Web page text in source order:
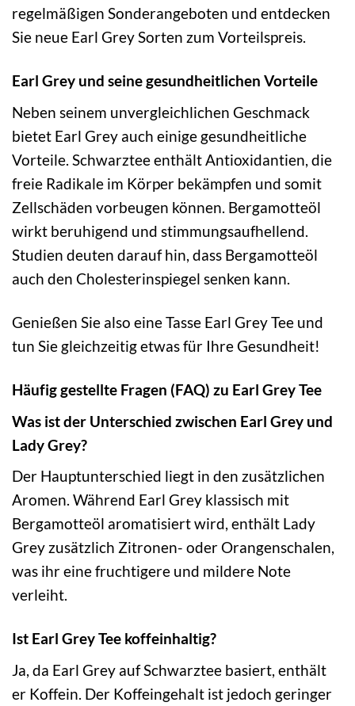
regelmäßigen Sonderangeboten und entdecken
Sie neue Earl Grey Sorten zum Vorteilspreis.
Earl Grey und seine gesundheitlichen Vorteile
Neben seinem unvergleichlichen Geschmack
bietet Earl Grey auch einige gesundheitliche
Vorteile. Schwarztee enthält Antioxidantien, die
freie Radikale im Körper bekämpfen und somit
Zellschäden vorbeugen können. Bergamotteöl
wirkt beruhigend und stimmungsaufhellend.
Studien deuten darauf hin, dass Bergamotteöl
auch den Cholesterinspiegel senken kann.
Genießen Sie also eine Tasse Earl Grey Tee und
tun Sie gleichzeitig etwas für Ihre Gesundheit!
Häufig gestellte Fragen (FAQ) zu Earl Grey Tee
Was ist der Unterschied zwischen Earl Grey und
Lady Grey?
Der Hauptunterschied liegt in den zusätzlichen
Aromen. Während Earl Grey klassisch mit
Bergamotteöl aromatisiert wird, enthält Lady
Grey zusätzlich Zitronen- oder Orangenschalen,
was ihr eine fruchtigere und mildere Note
verleiht.
Ist Earl Grey Tee koffeinhaltig?
Ja, da Earl Grey auf Schwarztee basiert, enthält
er Koffein. Der Koffeingehalt ist jedoch geringer